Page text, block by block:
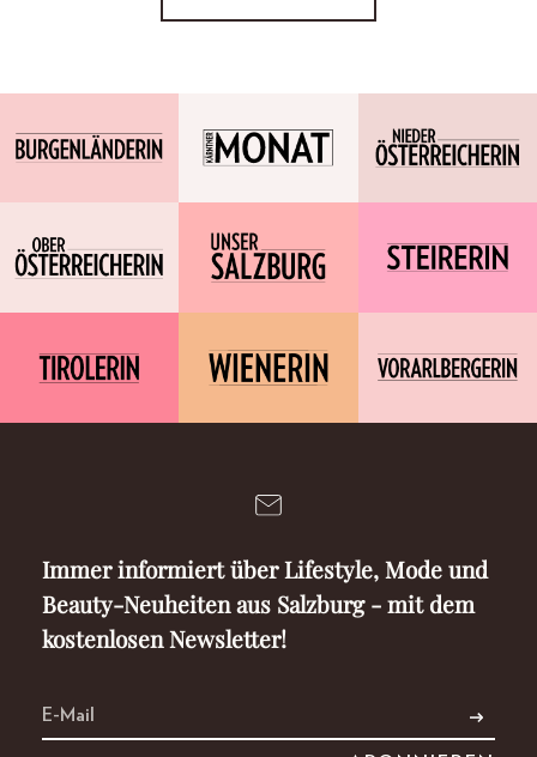
Immer informiert über Lifestyle, Mode und
Beauty-Neuheiten aus Salzburg - mit dem
kostenlosen Newsletter!